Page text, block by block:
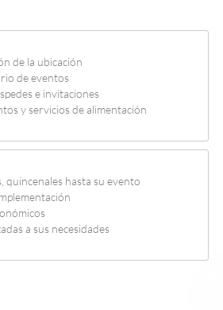
de la ubicación
de eventos
e invitaciones
y servicios de alimentación
quincenales hasta su evento
a sus necesidades